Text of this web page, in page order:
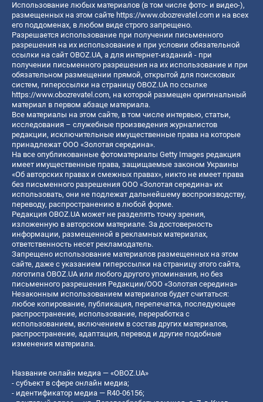
Использование любых материалов (в том числе фото- и видео-),
размещенных на этом сайте https://www.obozrevatel.com и на всех
его поддоменах, в любом виде строго запрещено.
Разрешается использование при получении письменного
разрешения на их использование и при условии обязательной
ссылки на сайт OBOZ.UA, а для интернет-изданий - при
получении письменного разрешения на их использование и при
обязательном размещении прямой, открытой для поисковых
систем, гиперссылки на страницу OBOZ.UA по ссылке
https://www.obozrevatel.com, на которой размещен оригинальный
материал в первом абзаце материала.
Все материалы на этом сайте, в том числе интервью, статьи,
исследования – служебные произведения журналистов
редакции, исключительные имущественные права на которые
принадлежат ООО «Золотая середина».
На все опубликованные фотоматериалы Getty Images редакция
имеет имущественные права, защищаемые законом Украины
«Об авторских правах и смежных правах», никто не имеет права
без письменного разрешения ООО «Золотая середина» их
использовать, они не подлежат дальнейшему воспроизводству,
переводу, распространению в любой форме.
Редакция OBOZ.UA может не разделять точку зрения,
изложенную в авторском материале. За достоверность
информации, размещенной в рекламных материалах,
ответственность несет рекламодатель.
Запрещено использование материалов размещенных на этом
сайте, даже с указанием гиперссылки на страницу этого сайта,
логотипа OBOZ.UA или любого другого упоминания, но без
письменного разрешения Редакции/ООО «Золотая середина»
Незаконным использованием материалов будет считаться:
любое копирование, публикация, перепечатка, последующее
распространение, использование, переработка с
использованием, включением в состав других материалов,
распространение, адаптация, перевод и другие подобные
изменения материала.
Название онлайн медиа — «OBOZ.UA»
- субъект в сфере онлайн медиа;
- идентификатор медиа — R40-06156;